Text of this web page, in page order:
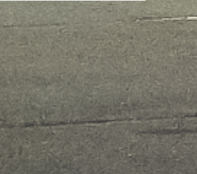
Life
[Thu.,
7/3/2025]